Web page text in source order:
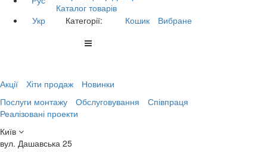
Укр
Каталог товарів
Категорії:
Кошик Вибране
Акції Хіти продаж
Новинки
Послуги монтажу
Обслуговування
Співпраця
Реалізовані проекти
Київ
вул. Дашавська 25